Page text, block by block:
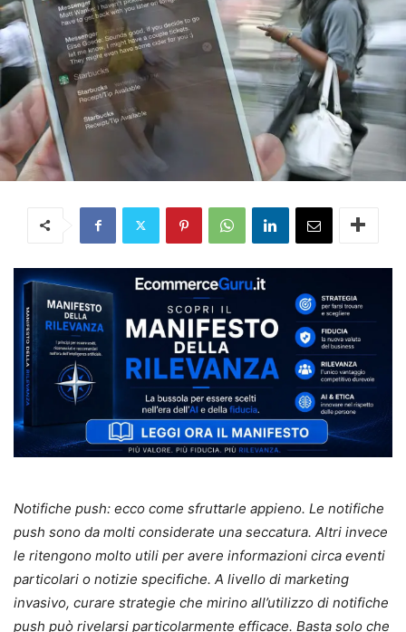
Notifiche push: ecco come sfruttarle appieno. Le notifiche
push sono da molti considerate una seccatura. Altri invece
le ritengono molto utili per avere informazioni circa eventi
particolari o notizie specifiche. A livello di marketing
invasivo, curare strategie che mirino all’utilizzo di notifiche
push può rivelarsi particolarmente efficace. Basta solo che